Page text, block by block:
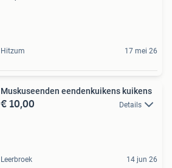
Hitzum 17 mei 26
Muskuseenden eendenkuikens kuikens
€ 10,00 Details
Leerbroek 14 jun 26